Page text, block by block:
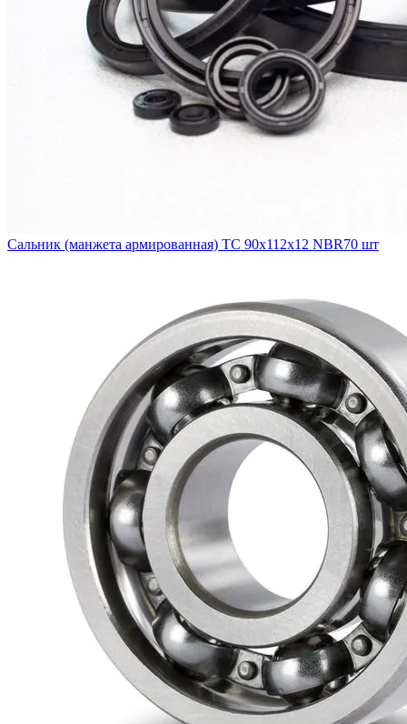
Сальник (манжета армированная) TC 90х112х12 NBR70 шт